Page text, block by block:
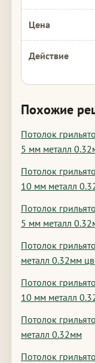
Похожие
Потолок
5 мм металл
Потолок
10 мм металл
Потолок
5 мм металл
Потолок
металл 0.32мм
Потолок
10 мм металл
Потолок
металл 0.32мм
Потолок